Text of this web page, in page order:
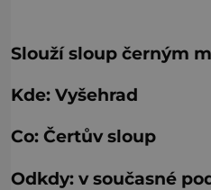
Slouží sloup černým
Kde: Vyšehrad
Co: Čertův sloup
Odkdy: v současné